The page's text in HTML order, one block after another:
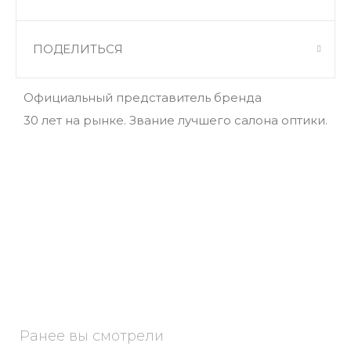
ПОДЕЛИТЬСЯ
Официальный представитель бренда
30 лет на рынке. Звание лучшего салона оптики.
Ранее вы смотрели